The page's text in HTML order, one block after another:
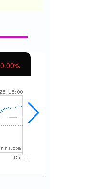
0.00%